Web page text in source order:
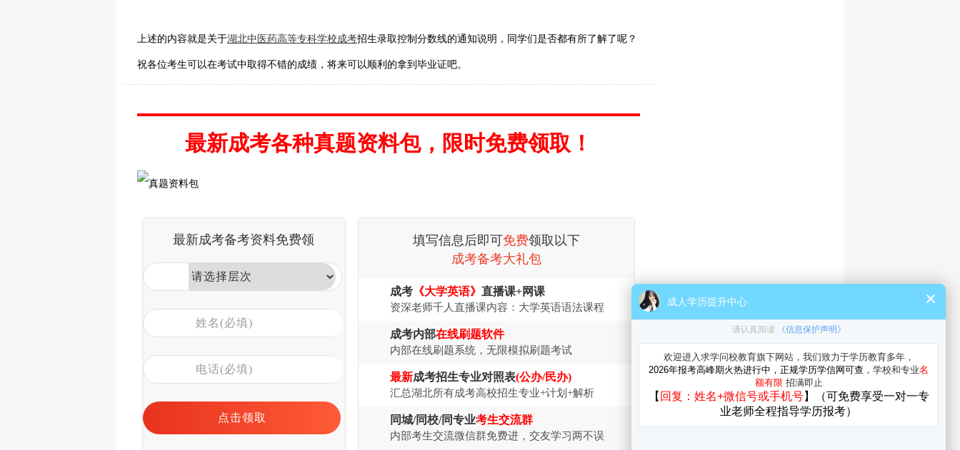
上述的内容就是关于湖北中医药高等专科学校成考招生录取控制分数线的通知说明，同学们是否都有所了解了呢？
祝各位考生可以在考试中取得不错的成绩，将来可以顺利的拿到毕业证吧。
最新成考各种真题资料包，限时免费领取！
最新成考备考资料免费领 填写信息后即可免费领取以下
成考备考大礼包
成考《大学英语》 直播课+网课
资深老师千人直播课内容：大学英语语法课程
成考内部在线刷题软件
内部在线刷题系统，无限模拟刷题考试
最新成考招生专业对照表(公办/民办)
汇总湖北所有成考高校招生专业+计划+解析
同城/同校/同专业考生交流群
内部考生交流微信群免费进，交友学习两不误